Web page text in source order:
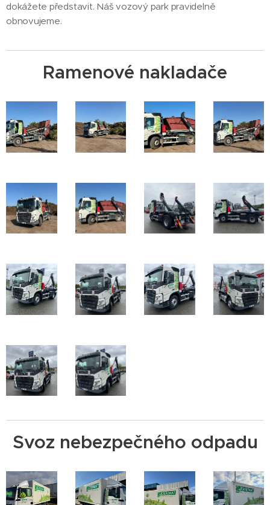
dokážete představit. Náš vozový park pravidelně
obnovujeme.
Ramenové nakladače
Svoz nebezpečného odpadu